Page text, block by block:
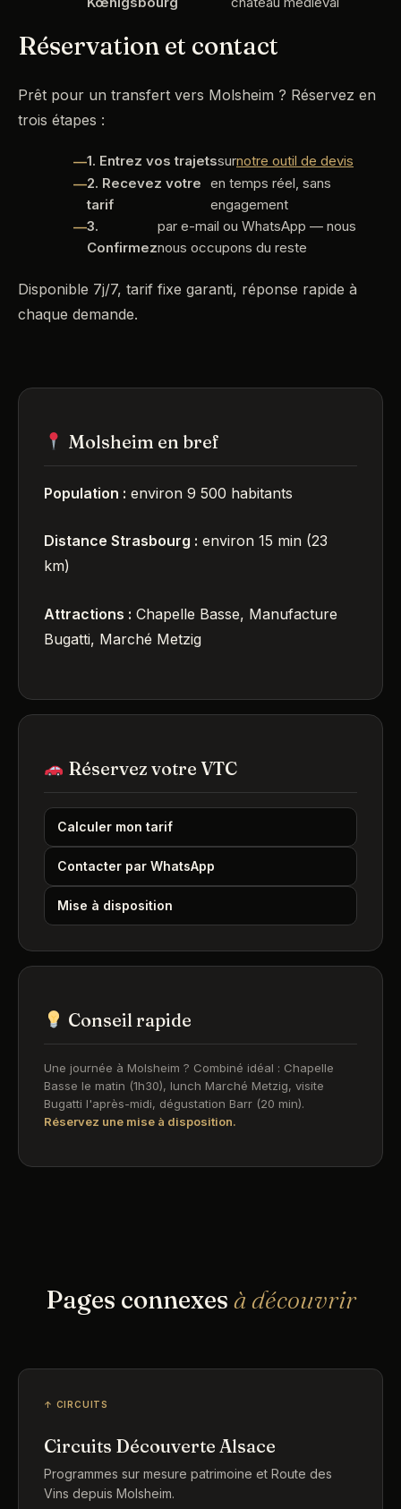
Réservation et contact
Prêt pour un transfert vers Molsheim ? Réservez en
trois étapes :
1. Entrez vos trajetssurnotre outil de devis
2. Recevez votre
tarif
en temps réel, sans
engagement
3.
Confirmez
par e-mail ou WhatsApp — nous
nous occupons du reste
Disponible 7j/7, tarif fixe garanti, réponse rapide à
chaque demande.
Molsheim en bref
Population : environ 9 500 habitants
Distance Strasbourg : environ 15 min (23
km)
Attractions : Chapelle Basse, Manufacture
Bugatti, Marché Metzig
Réservez votre VTC
Calculer mon tarif
Contacter par WhatsApp
Mise à disposition
Conseil rapide
Une journée à Molsheim ? Combiné idéal : Chapelle
Basse le matin (1h30), lunch Marché Metzig, visite
Bugatti l'après-midi, dégustation Barr (20 min).
Réservez une mise à disposition.
Pages connexes à découvrir
↑ CIRCUITS
Circuits Découverte Alsace
Programmes sur mesure patrimoine et Route des
Vins depuis Molsheim.